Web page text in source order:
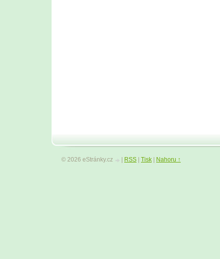
© 2026 eStránky.cz RSS Tisk Nahoru ↑